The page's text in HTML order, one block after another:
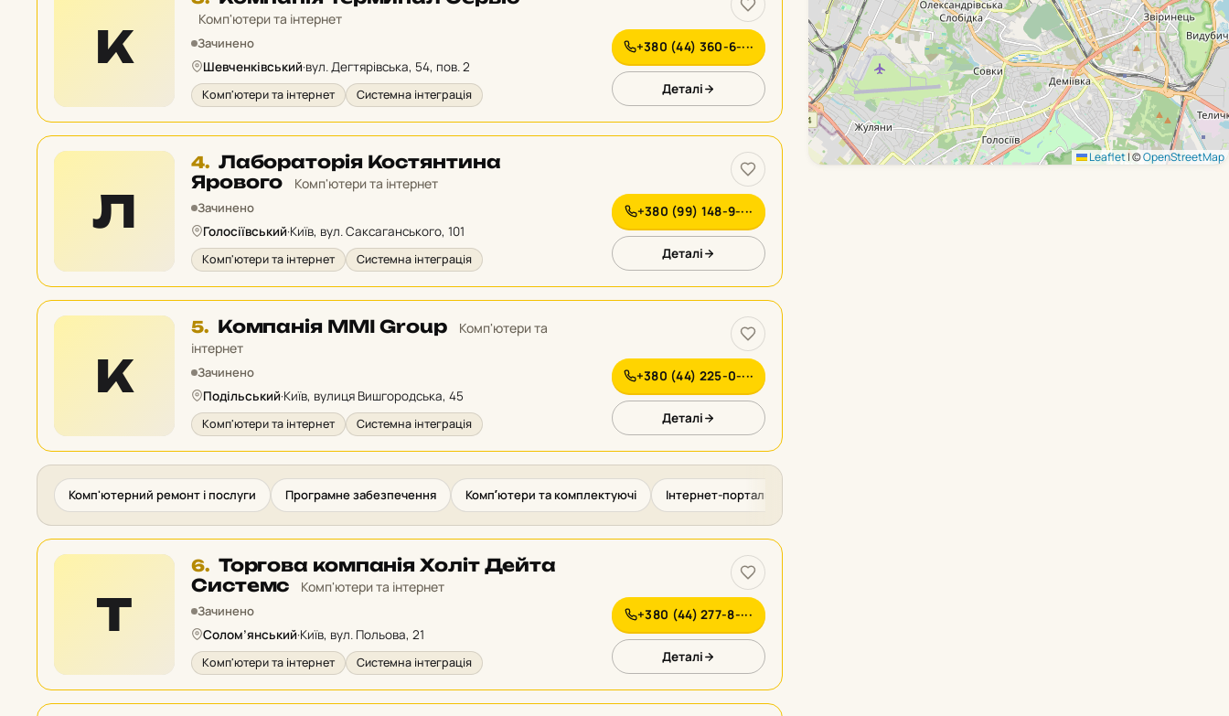
К
3
у
Комп'ютери та інтернет
Зачинено
Шевченківський·вул. Дегтярівська, 54, пов. 2
Комп'ютери та інтернет Системна інтеграція
+380 (44) 360-6-···
Деталі
Л
4. Місце
4
у
Лабораторія Костянтина
Ярового
Комп'ютери та інтернет
Зачинено
Голосіївський·Київ, вул. Саксаганського, 101
Комп'ютери та інтернет Системна інтеграція
+380 (99) 148-9-···
Деталі
К
5. Місце
5
у
Компанія MMI Group
Комп'ютери та
інтернет
Зачинено
Подільський·Київ, вулиця Вишгородська, 45
Комп'ютери та інтернет Системна інтеграція
+380 (44) 225-0-···
Деталі
Комп'ютерний ремонт і послуги Програмне забезпечення Компʼютери та комплектуючі Інтернет-портали
Т
6. Місце
6
у
Торгова компанія Холіт Дейта
Системс
Комп'ютери та інтернет
Зачинено
Солом’янський·Київ, вул. Польова, 21
Комп'ютери та інтернет Системна інтеграція
+380 (44) 277-8-···
Деталі
Leaflet|©OpenStreetMap